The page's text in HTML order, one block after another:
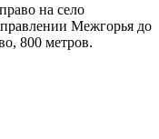
на село
Межгорья до
800 метров.